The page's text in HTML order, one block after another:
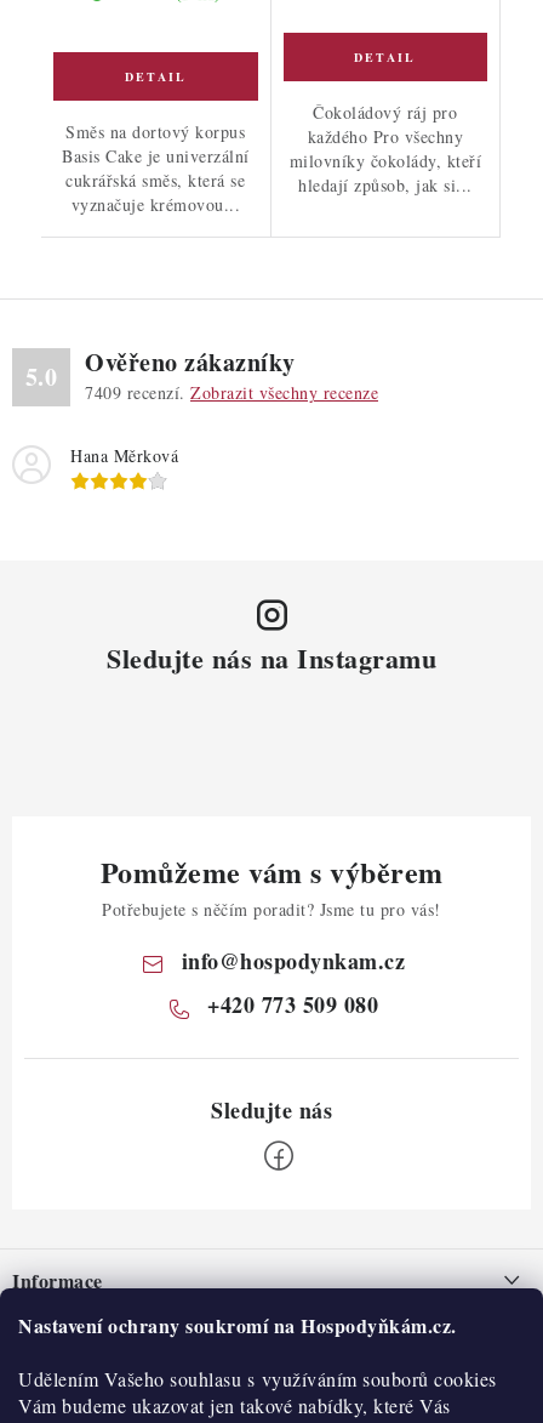
Nastavení ochrany soukromí na Hospodyňkám.cz.
Udělením Vašeho souhlasu s využíváním souborů cookies
Vám budeme ukazovat jen takové nabídky, které Vás
Směs na dortový korpus
Basis Cake je univerzální
cukrářská směs, která se
vyznačuje krémovou...
Čokoládový ráj pro
každého Pro všechny
milovníky čokolády, kteří
hledají způsob, jak si...
5.0 Ověřeno zákazníky
7409 recenzí. Zobrazit všechny recenze
Hana Měrková
Sledujte nás na Instagramu
Pomůžeme vám s výběrem
Potřebujete s něčím poradit? Jsme tu pro vás!
info@hospodynkam.cz
+420 773 509 080
pInformace
Nepřevzetí zásilky na dobírku
Obchodní podmínky
O nás
Historie
O nákupu